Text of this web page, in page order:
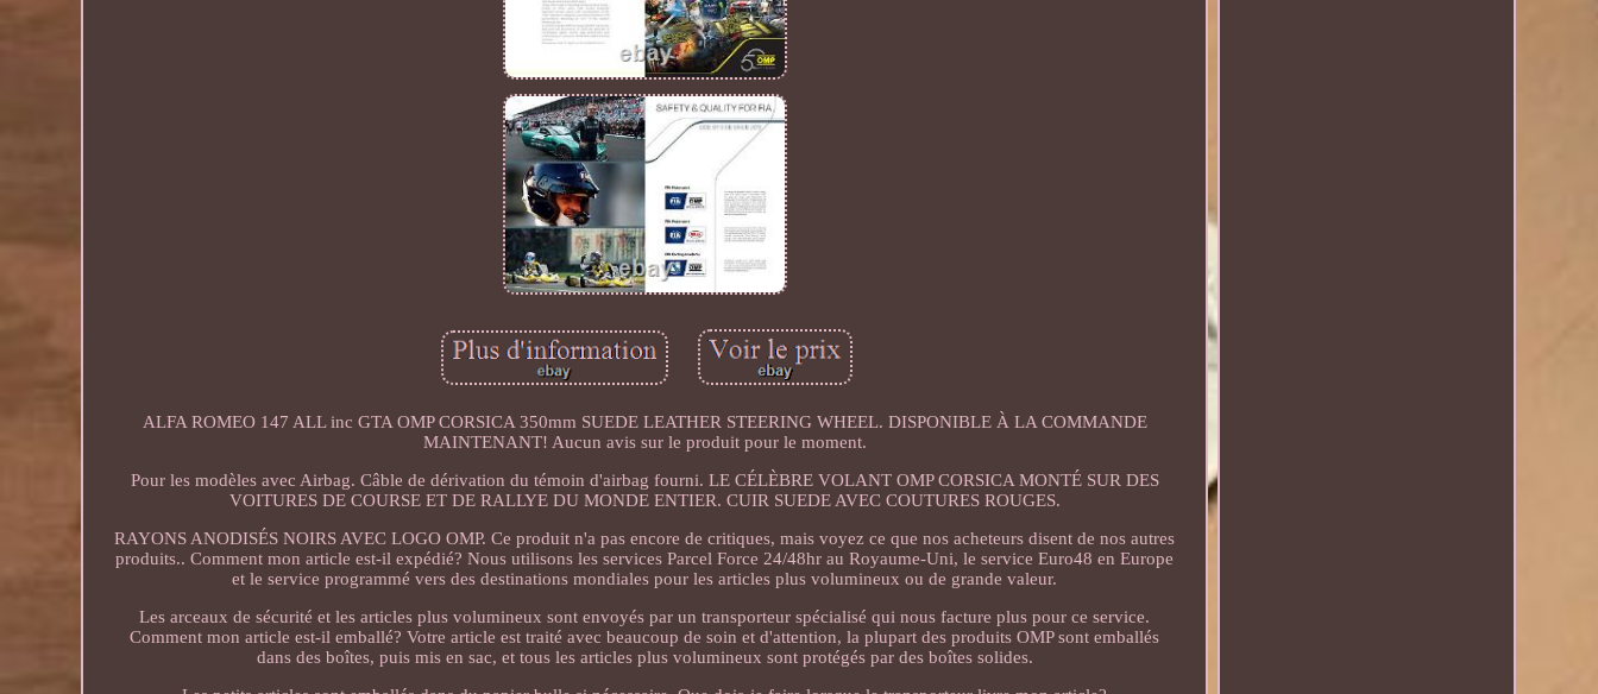
ALFA ROMEO 147 ALL inc GTA OMP CORSICA 350mm SUEDE LEATHER STEERING WHEEL. DISPONIBLE À LA COMMANDE
MAINTENANT! Aucun avis sur le produit pour le moment.
Pour les modèles avec Airbag. Câble de dérivation du témoin d'airbag fourni. LE CÉLÈBRE VOLANT OMP CORSICA MONTÉ SUR DES
VOITURES DE COURSE ET DE RALLYE DU MONDE ENTIER. CUIR SUEDE AVEC COUTURES ROUGES.
RAYONS ANODISÉS NOIRS AVEC LOGO OMP. Ce produit n'a pas encore de critiques, mais voyez ce que nos acheteurs disent de nos autres
produits.. Comment mon article est-il expédié? Nous utilisons les services Parcel Force 24/48hr au Royaume-Uni, le service Euro48 en Europe
et le service programmé vers des destinations mondiales pour les articles plus volumineux ou de grande valeur.
Les arceaux de sécurité et les articles plus volumineux sont envoyés par un transporteur spécialisé qui nous facture plus pour ce service.
Comment mon article est-il emballé? Votre article est traité avec beaucoup de soin et d'attention, la plupart des produits OMP sont emballés
dans des boîtes, puis mis en sac, et tous les articles plus volumineux sont protégés par des boîtes solides.